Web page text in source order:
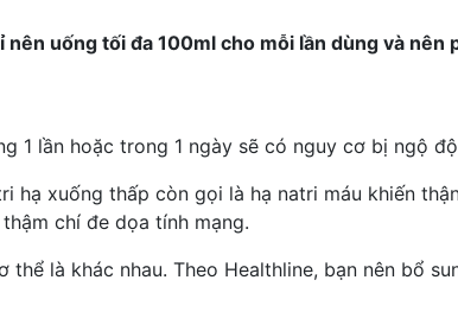
uống tối đa 100ml cho mỗi lần dùng và nên
1 lần hoặc trong 1 ngày sẽ có nguy cơ bị ngộ
hạ xuống thấp còn gọi là hạ natri máu khiến
chí đe dọa tính mạng.
thể là khác nhau. Theo Healthline, bạn nên bổ